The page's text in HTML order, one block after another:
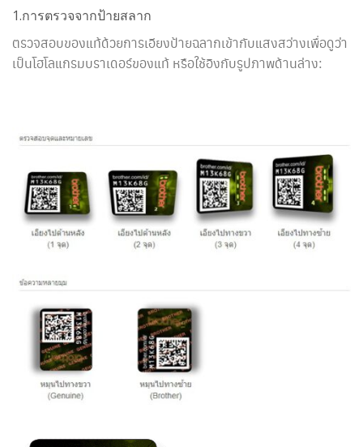
1.การตรวจจากป้ายสลาก
ตรวจสอบของแท้ด้วยการเอียงป้ายฉลากเข้ากับแสงสว่างเพื่อดูว่า
เป็นโฮโลแกรมบราเดอร์ของแท้ หรือใช้อิงกับรูปภาพด้านล่าง: